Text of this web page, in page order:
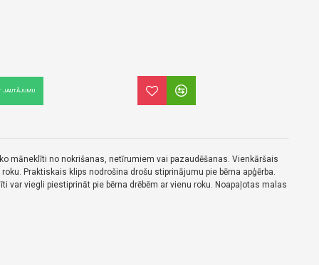
JAUTĀJUMU
māneklīti no nokrišanas, netīrumiem vai pazaudēšanas. Vienkāršais
Praktiskais klips nodrošina drošu stiprinājumu pie bērna apģērba.
var viegli piestiprināt pie bērna drēbēm ar vienu roku. Noapaļotas malas